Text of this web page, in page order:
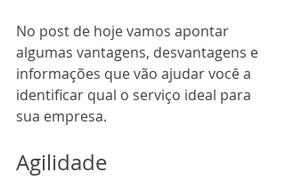
No post de hoje vamos apontar
algumas vantagens, desvantagens e
informações que vão ajudar você a
identificar qual o serviço ideal para
sua empresa.
Agilidade